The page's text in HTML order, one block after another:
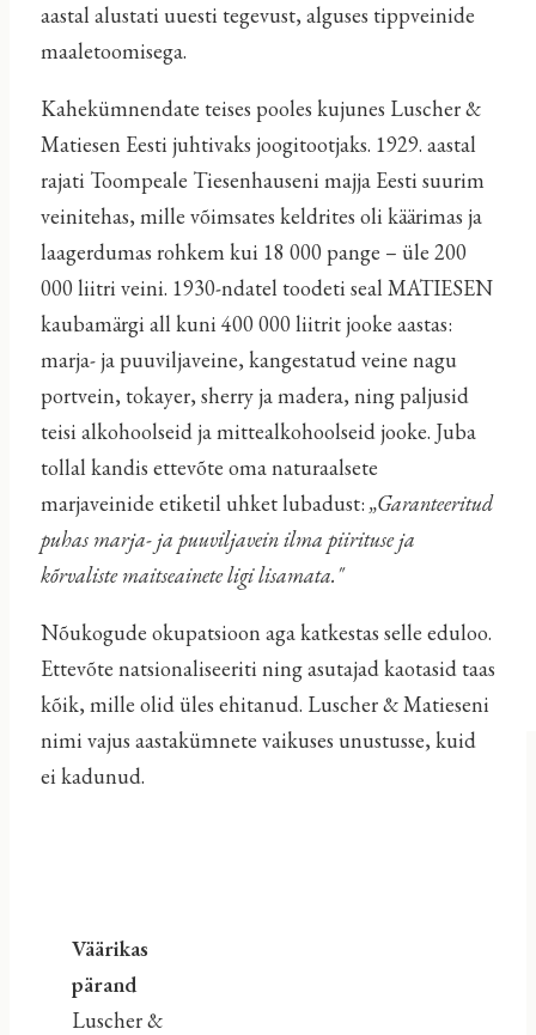
aastal alustati uuesti tegevust, alguses tippveinide
maaletoomisega.
Kahekümnendate teises pooles kujunes Luscher &
Matiesen Eesti juhtivaks joogitootjaks. 1929. aastal
rajati Toompeale Tiesenhauseni majja Eesti suurim
veinitehas, mille võimsates keldrites oli käärimas ja
laagerdumas rohkem kui 18 000 pange – üle 200
000 liitri veini. 1930-ndatel toodeti seal MATIESEN
kaubamärgi all kuni 400 000 liitrit jooke aastas:
marja- ja puuviljaveine, kangestatud veine nagu
portvein, tokayer, sherry ja madera, ning paljusid
teisi alkohoolseid ja mittealkohoolseid jooke. Juba
tollal kandis ettevõte oma naturaalsete
marjaveinide etiketil uhket lubadust: „Garanteeritud
puhas marja- ja puuviljavein ilma piirituse ja
kõrvaliste maitseainete ligi lisamata."
Nõukogude okupatsioon aga katkestas selle eduloo.
Ettevõte natsionaliseeriti ning asutajad kaotasid taas
kõik, mille olid üles ehitanud. Luscher & Matieseni
nimi vajus aastakümnete vaikuses unustusse, kuid
ei kadunud.
Väärikas
pärand
Luscher &